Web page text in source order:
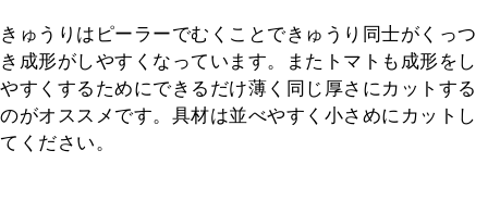
きゅうりはピーラーでむくことできゅうり同士がくっつ
き成形がしやすくなっています。またトマトも成形をし
やすくするためにできるだけ薄く同じ厚さにカットする
のがオススメです。具材は並べやすく小さめにカットし
てください。